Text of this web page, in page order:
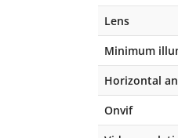
Lens
Minimum
Horizontal
Onvif